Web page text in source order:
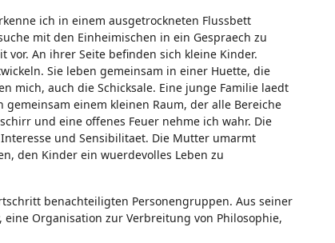
ich in einem ausgetrockneten Flussbett
mit den Einheimischen in ein Gespraech zu
An ihrer Seite befinden sich kleine Kinder.
Sie leben gemeinsam in einer Huette, die
mich, auch die Schicksale. Eine junge Familie laedt
einem kleinen Raum, der alle Bereiche
und eine offenes Feuer nehme ich wahr. Die
und Sensibilitaet. Die Mutter umarmt
den Kinder ein wuerdevolles Leben zu
benachteiligten Personengruppen. Aus seiner
eine Organisation zur Verbreitung von Philosophie,